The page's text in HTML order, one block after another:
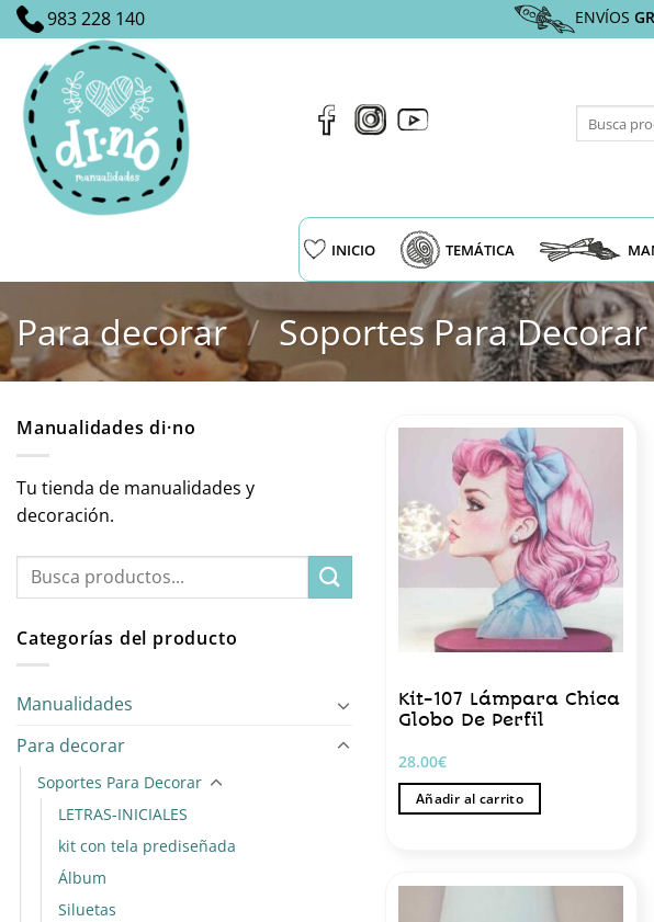
Saltar
al
contenido
983 228 140 ENVÍOS
por:
INICIO TEMÁTICA
Para decorar / Soportes Para Decorar
Manualidades di·no
Tu tienda de manualidades y
decoración.
Buscar
Categorías del producto
Manualidades
Para decorar
Soportes Para Decorar
LETRAS-INICIALES
kit con tela prediseñada
Álbum
Siluetas
Kit-107 Lámpara Chica
Globo De Perfil
28.00€
Añadir al carrito